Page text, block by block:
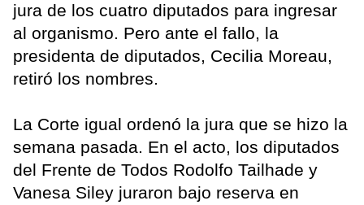
jura de los cuatro diputados para ingresar
al organismo. Pero ante el fallo, la
presidenta de diputados, Cecilia Moreau,
retiró los nombres.
La Corte igual ordenó la jura que se hizo la
semana pasada. En el acto, los diputados
del Frente de Todos Rodolfo Tailhade y
Vanesa Siley juraron bajo reserva en